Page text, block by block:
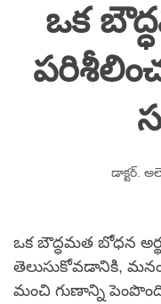
ఒక
డాక్టర్.
ఒక బౌద్ధమత బోధన
తెలుసుకోవడానికి,
మంచి గుణాన్ని